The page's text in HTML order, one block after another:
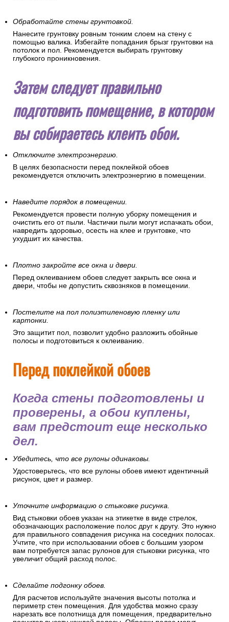
Обработайте стены грунтовкой.
Нанесите грунтовку ровным тонким слоем на стену с
помощью валика. Избегайте попадания брызг грунтовки на
потолок и пол. Рекомендуется выбирать грунтовку
глубокого проникновения.
Затем следует правильно
подготовить помещение, в котором
вы собираетесь клеить обои.
Отключите электроэнергию.
В целях безопасности перед поклейкой обоев
рекомендуется отключить электроэнергию в помещении.
Наведите порядок в помещении.
Рекомендуется провести полную уборку помещения и
очистить его от пыли. Частички пыли могут испачкать обои,
навредить здоровью, осесть на клее и грунтовке, что
ухудшит их качества.
Плотно закройте все окна и двери.
Перед оклеиванием обоев следует закрыть все окна и
двери, чтобы не допустить сквозняков в помещении.
Постелите на пол полиэтиленовую пленку или
картонки.
Это защитит пол, позволит удобно разложить обойные
полосы и подготовиться к оклеиванию.
Перед поклейкой обоев
Когда стены подготовлены и
проверены, а обои куплены,
вам предстоит еще несколько
дел.
Убедитесь, что все рулоны одинаковы.
Удостоверьтесь, что все рулоны обоев имеют идентичный
рисунок, цвет и размер.
Уточните информацию о стыковке рисунка.
Вид стыковки обоев указан на этикетке в виде стрелок,
обозначающих расположение полос друг к другу. Это нужно
для правильного совпадения рисунка на соседних полосах.
Учтите, что при использовании обоев с большим узором
вам потребуется запас рулонов для стыковки рисунка, что
увеличит общий расход полос.
Сделайте подгонку обоев.
Для расчетов используйте значения высоты потолка и
периметр стен помещения. Для удобства можно сразу
нарезать все полотнища для помещения, предварительно